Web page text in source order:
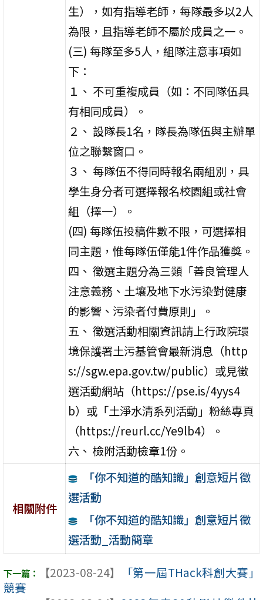
生），如有指導老師，每隊最多以2人
為限，且指導老師不屬於成員之一。
(三) 每隊至多5人，組隊注意事項如
下：
１、 不可重複成員（如：不同隊伍具
有相同成員）。
２、 設隊長1名，隊長為隊伍與主辦單
位之聯繫窗口。
３、 每隊伍不得同時報名兩組別，具
學生身分者可選擇報名校園組或社會
組（擇一）。
(四) 每隊伍投稿件數不限，可選擇相
同主題，惟每隊伍僅能1件作品獲獎。
四、 徵選主題分為三類「善良管理人
注意義務、土壤及地下水污染對健康
的影響、污染者付費原則」。
五、 徵選活動相關資訊請上行政院環
境保護署土污基管會最新消息（http
s://sgw.epa.gov.tw/public）或見徵
選活動網站（https://pse.is/4yys4
b）或「土淨水清系列活動」粉絲專頁
（https://reurl.cc/Ye9lb4）。
六、 檢附活動檢章1份。
相關附件
「你不知道的酷知識」創意短片徵
選活動
「你不知道的酷知識」創意短片徵
選活動_活動簡章
【2023-08-24】
「第一屆THack科創大賽」
競賽